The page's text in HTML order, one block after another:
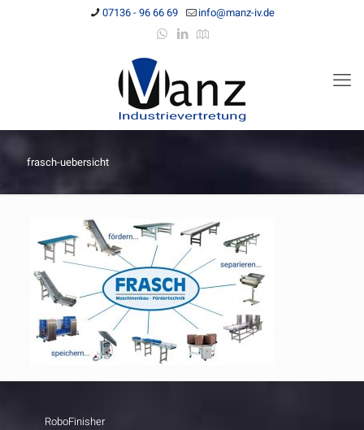
07136 - 96 66 69 info@manz-iv.de
frasch-uebersicht
RoboFinisher